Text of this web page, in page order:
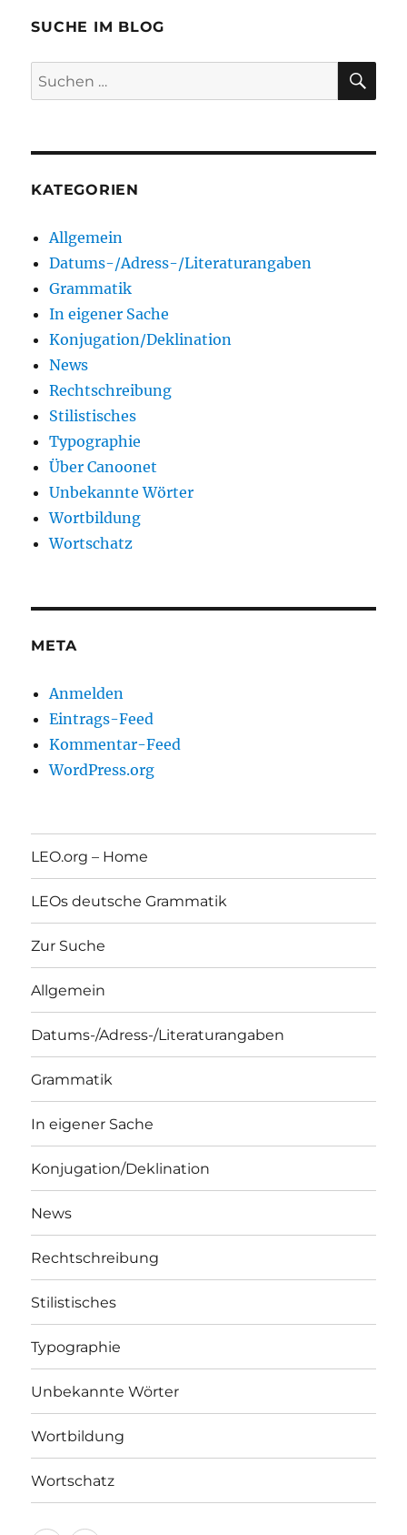
SUCHE IM BLOG
Suchen
nach:
KATEGORIEN
Allgemein
Datums-/Adress-/Literaturangaben
Grammatik
In eigener Sache
Konjugation/Deklination
News
Rechtschreibung
Stilistisches
Typographie
Über Canoonet
Unbekannte Wörter
Wortbildung
Wortschatz
META
Anmelden
Eintrags-Feed
Kommentar-Feed
WordPress.org
LEO.org – Home
LEOs deutsche Grammatik
Zur Suche
Allgemein
Datums-/Adress-/Literaturangaben
Grammatik
In eigener Sache
Konjugation/Deklination
News
Rechtschreibung
Stilistisches
Typographie
Unbekannte Wörter
Wortbildung
Wortschatz